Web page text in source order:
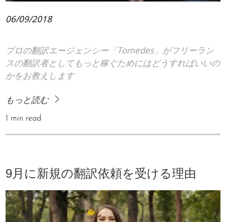
06/09/2018
プロの翻訳エージェンシー「Tomedes」がフリーラン
スの翻訳者としてもっと稼ぐためにはどうすればいいの
かをお教えします
もっと読む
1 min read
9月に新規の翻訳依頼を受ける理由